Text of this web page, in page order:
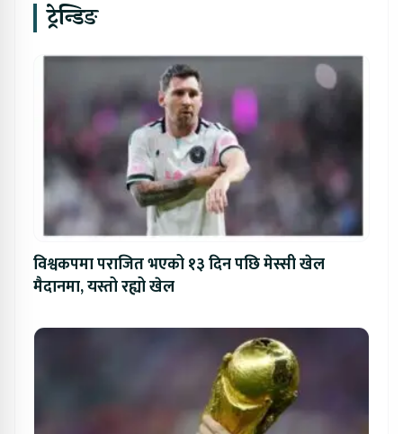
ट्रेन्डिङ
विश्वकपमा पराजित भएको १३ दिन पछि मेस्सी खेल
मैदानमा, यस्तो रह्यो खेल